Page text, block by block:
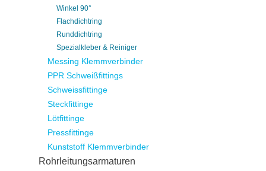
Winkel 90°
Flachdichtring
Runddichtring
Spezialkleber & Reiniger
Messing Klemmverbinder
PPR Schweißfittings
Schweissfittinge
Steckfittinge
Lötfittinge
Pressfittinge
Kunststoff Klemmverbinder
Rohrleitungsarmaturen